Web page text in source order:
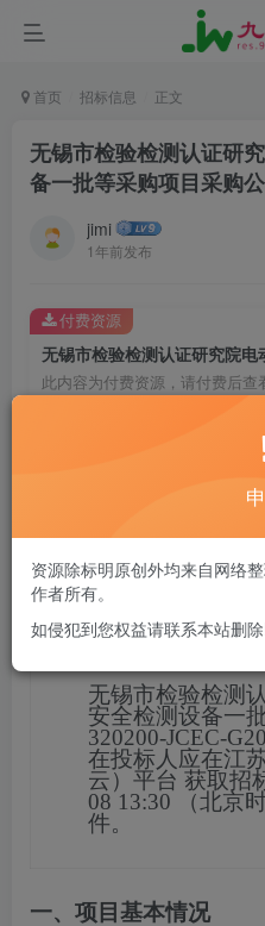
首页 招标信息 正文
无锡市检验检测认证研
备一批等采购项目采购
jimi
1年前发布
此内容为付费资源，请付费后查
您当前未登录
付费资源
无锡市检验检测
安全检测设备一
320200-JCEC-
在投标人应在江
云）平台 获取招
08 13:30 （北京
件。
一、项目基本情况
资源除标明原创外均来自网络
作者所有。
如侵犯到您权益请联系本站删